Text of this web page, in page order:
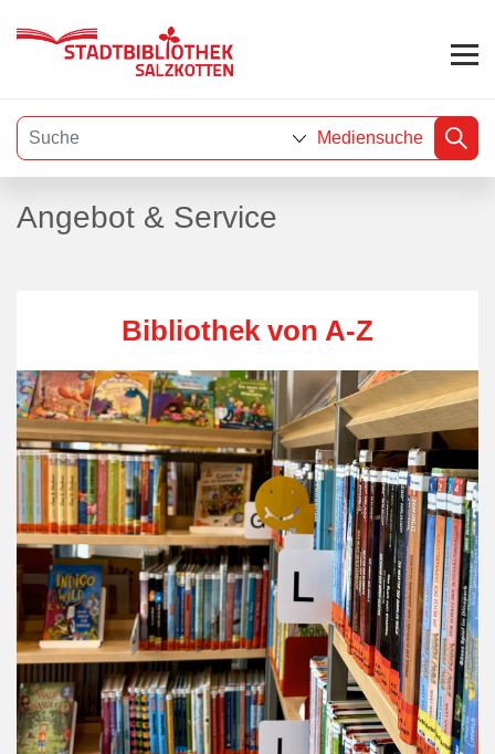
Assistenzsoftware
Mediensuche
Angebot & Service
Bibliothek von A-Z